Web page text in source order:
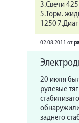
3.Свечи
5.Торм.
1250
02.08.2011 от
20 июля
рулевые
заднего